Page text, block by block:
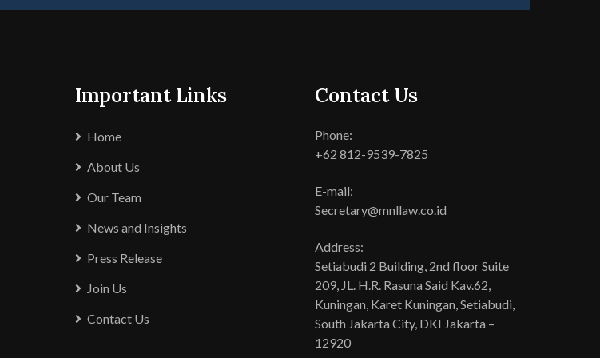
Important Links
Home
About Us
Our Team
News and Insights
Press Release
Join Us
Contact Us
Contact Us
Phone:
+62 812-9539-7825
E-mail:
Secretary@mnllaw.co.id
Address:
Setiabudi 2 Building, 2nd floor Suite
209, JL. H.R. Rasuna Said Kav.62,
Kuningan, Karet Kuningan, Setiabudi,
South Jakarta City, DKI Jakarta –
12920